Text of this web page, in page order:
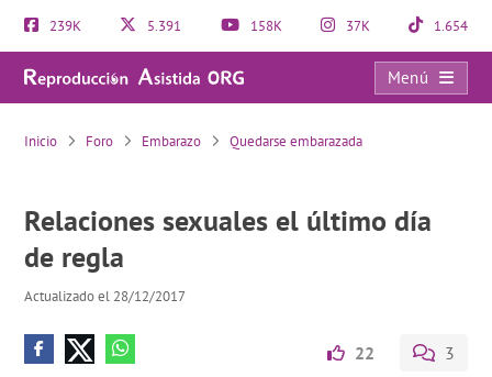
239K 5.391 158K 37K 1.654
Menú
Relaciones sexuales el último día de regla
Inicio Foro Embarazo Quedarse embarazada
Relaciones sexuales el último día
de regla
Actualizado el 28/12/2017
22 3